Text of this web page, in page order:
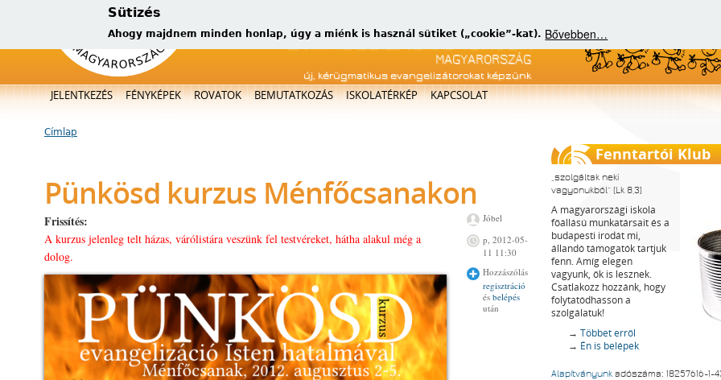
Sütizés
Ahogy majdnem minden honlap, úgy a miénk is használ sütiket („cookie”-kat). Bővebben…
új, kérügmatikus evangelizátorokat képzünk
Főmenü
JELENTKEZÉS FÉNYKÉPEK ROVATOK BEMUTATKOZÁS ISKOLATÉRKÉP KAPCSOLAT
Jelenlegi hely
Címlap
Pünkösd kurzus Ménfőcsanakon
Frissítés:
A kurzus jelenleg telt házas, várólistára veszünk fel testvéreket, hátha alakul még a
dolog.
Jóbel
p, 2012-05-
11 11:30
Hozzászólás
regisztráció
és belépés
után
Fenntartói Klub
szolgáltak neki
vagyonukból
(Lk 8,3)
A magyarországi iskola
főállású munkatársait és a
budapesti irodát mi,
állandó támogatók tartjuk
fenn. Amíg elegen
vagyunk, ők is lesznek.
Csatlakozz hozzánk, hogy
folytatódhasson a
szolgálatuk!
→ Többet erről
→ Én is belépek
Alapítványunk adószáma: 18257616-1-